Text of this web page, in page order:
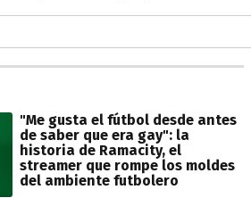
"Me gusta el fútbol desde antes
de saber que era gay": la
historia de Ramacity, el
streamer que rompe los moldes
del ambiente futbolero